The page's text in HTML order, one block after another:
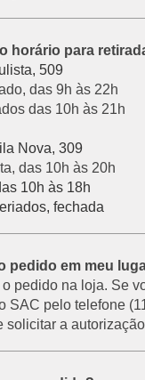
horário para
509
das 9h às 22h
das 10h às 21h
Nova, 309
das 10h às 20h
10h às 18h
fechada
pedido em meu
pedido na loja. Se
pelo telefone
a